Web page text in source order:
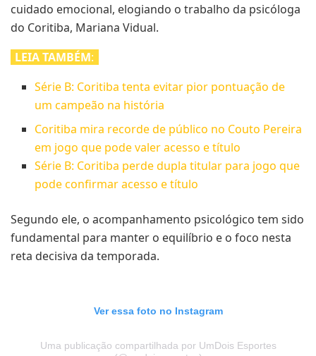
cuidado emocional, elogiando o trabalho da psicóloga
do Coritiba, Mariana Vidual.
LEIA TAMBÉM:
Série B: Coritiba tenta evitar pior pontuação de
um campeão na história
Coritiba mira recorde de público no Couto Pereira
em jogo que pode valer acesso e título
Série B: Coritiba perde dupla titular para jogo que
pode confirmar acesso e título
Segundo ele, o acompanhamento psicológico tem sido
fundamental para manter o equilíbrio e o foco nesta
reta decisiva da temporada.
Ver essa foto no Instagram
Uma publicação compartilhada por UmDois Esportes